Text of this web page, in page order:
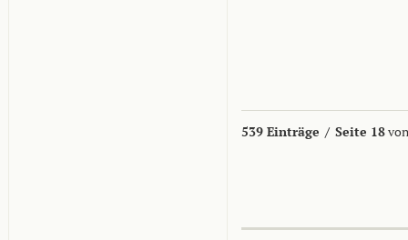
539 Einträge / Seite 18